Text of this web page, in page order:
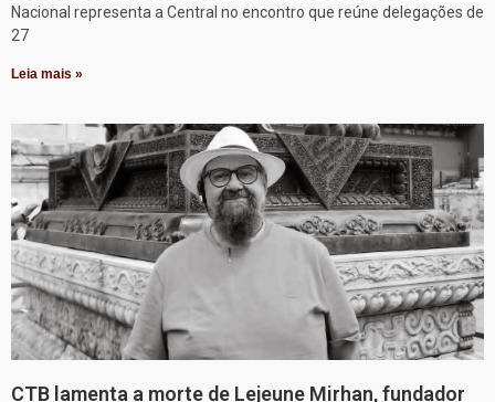
Nacional representa a Central no encontro que reúne delegações de
27
Leia mais »
CTB lamenta a morte de Lejeune Mirhan, fundador